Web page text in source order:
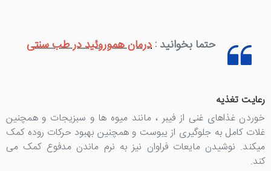
حتما بخوانید :درمان هموروئید در طب سنتی
رعایت تغذیه
خوردن غذاهای غنی از فیبر ، مانند میوه ها و سبزیجات و همچنین
غلات کامل به جلوگیری از یبوست و همچنین بهبود حرکات روده کمک
میکند. نوشیدن مایعات فراوان نیز به نرم ماندن مدفوع کمک می
کند.